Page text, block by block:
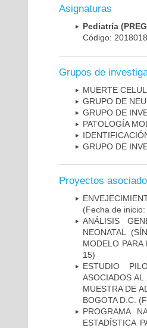
Asignaturas
Pediatría
Código:
Grupos de
MUERTE
GRUPO DE
GRUPO DE
PATOLOGÍA
GRUPO DE
Proyectos
(Fecha de
ANÁLISIS
NEONATAL
MODELO
15)
ESTUDIO
ASOCIADOS
MUESTRA DE
BOGOTA D.C.
PROGRAMA
ESTADÍSTICA